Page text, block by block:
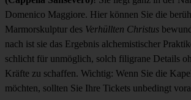
Domenico Maggiore. Hier können Sie die
Marmorskulptur des Verhüllten Christus
nach ist sie das Ergebnis alchemistischer
schlicht für unmöglich, solch filigrane Details
Kräfte zu schaffen. Wichtig: Wenn Sie die
möchten, sollten Sie Ihre Tickets unbedingt